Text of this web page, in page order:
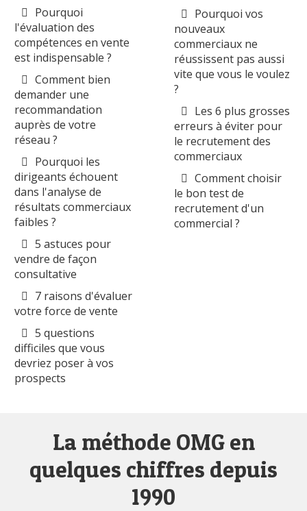
Pourquoi
l'évaluation des
compétences en vente
est indispensable ?
Comment bien
demander une
recommandation
auprès de votre
réseau ?
Pourquoi les
dirigeants échouent
dans l'analyse de
résultats commerciaux
faibles ?
5 astuces pour
vendre de façon
consultative
7 raisons d'évaluer
votre force de vente
5 questions
difficiles que vous
devriez poser à vos
prospects
Pourquoi vos
nouveaux
commerciaux ne
réussissent pas aussi
vite que vous le voulez
?
Les 6 plus grosses
erreurs à éviter pour
le recrutement des
commerciaux
Comment choisir
le bon test de
recrutement d'un
commercial ?
La méthode OMG en
quelques chiffres depuis
1990